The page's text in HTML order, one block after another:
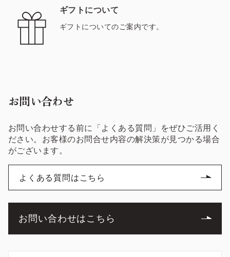
ギフトについて
ギフトについてのご案内です。
お問い合わせ
お問い合わせする前に「よくある質問」をぜひご活用く
ださい。お客様のお問合せ内容の解決策が見つかる場合
がございます。
よくある質問はこちら
お問い合わせはこちら